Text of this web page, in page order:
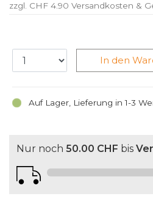
zzgl. CHF 4.90 Versandkosten &
Auf Lager, Lieferung in 1-3
In den
Nur noch 50.00 CHF bis